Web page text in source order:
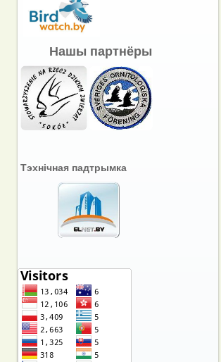
Нашы партнёры
Тэхнічная падтрымка